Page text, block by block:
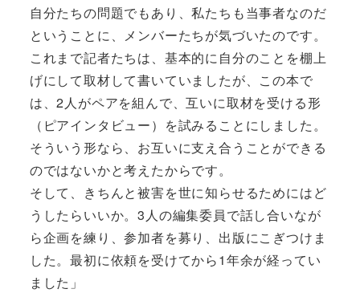
自分たちの問題でもあり、私たちも当事者なのだ
ということに、メンバーたちが気づいたのです。
これまで記者たちは、基本的に自分のことを棚上
げにして取材して書いていましたが、この本で
は、2人がペアを組んで、互いに取材を受ける形
（ピアインタビュー）を試みることにしました。
そういう形なら、お互いに支え合うことができる
のではないかと考えたからです。
そして、きちんと被害を世に知らせるためにはど
うしたらいいか。3人の編集委員で話し合いなが
ら企画を練り、参加者を募り、出版にこぎつけま
した。最初に依頼を受けてから1年余が経ってい
ました」